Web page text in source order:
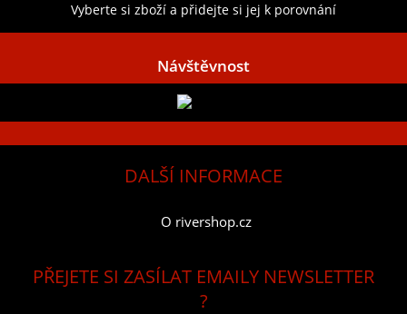
Vyberte si zboží a přidejte si jej k porovnání
Návštěvnost
DALŠÍ INFORMACE
O rivershop.cz
PŘEJETE SI ZASÍLAT EMAILY NEWSLETTER
?